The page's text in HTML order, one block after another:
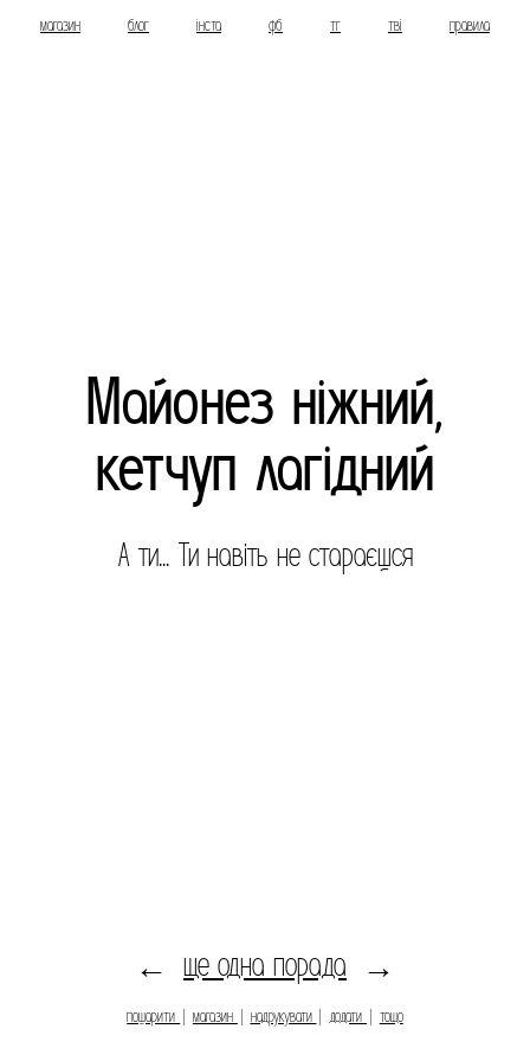
магазин блог інста фб тг тві правила
Майонез ніжний,
кетчуп лагідний
А ти... Ти навіть не стараєшся
← ще одна порада →
пошарити магазин надрукувати додати тощо